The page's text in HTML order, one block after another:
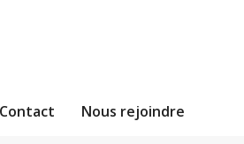
Contact Nous rejoindre